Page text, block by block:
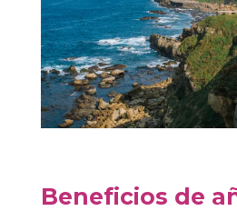
Beneficios de